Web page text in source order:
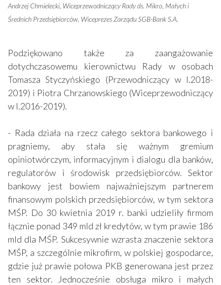
Andrzej Chmielecki, Wiceprzewodniczący Rady ds. Mikro, Małych i
Średnich Przedsiębiorców, Wiceprezes Zarządu SGB-Bank S.A.
Podziękowano także za zaangażowanie
dotychczasowemu kierownictwu Rady w osobach
Tomasza Styczyńskiego (Przewodniczący w l.2018-
2019) i Piotra Chrzanowskiego (Wiceprzewodniczący
w l.2016-2019).
- Rada działa na rzecz całego sektora bankowego i
pragniemy, aby stała się ważnym gremium
opiniotwórczym, informacyjnym i dialogu dla banków,
regulatorów i środowisk przedsiębiorców. Sektor
bankowy jest bowiem najważniejszym partnerem
finansowym polskich przedsiębiorców, w tym sektora
MŚP. Do 30 kwietnia 2019 r. banki udzieliły firmom
łącznie ponad 349 mld zł kredytów, w tym prawie 186
mld dla MŚP. Sukcesywnie wzrasta znaczenie sektora
MŚP, a szczególnie mikrofirm, w polskiej gospodarce,
gdzie już prawie połowa PKB generowana jest przez
ten sektor. Jednocześnie obsługa mikro i małych